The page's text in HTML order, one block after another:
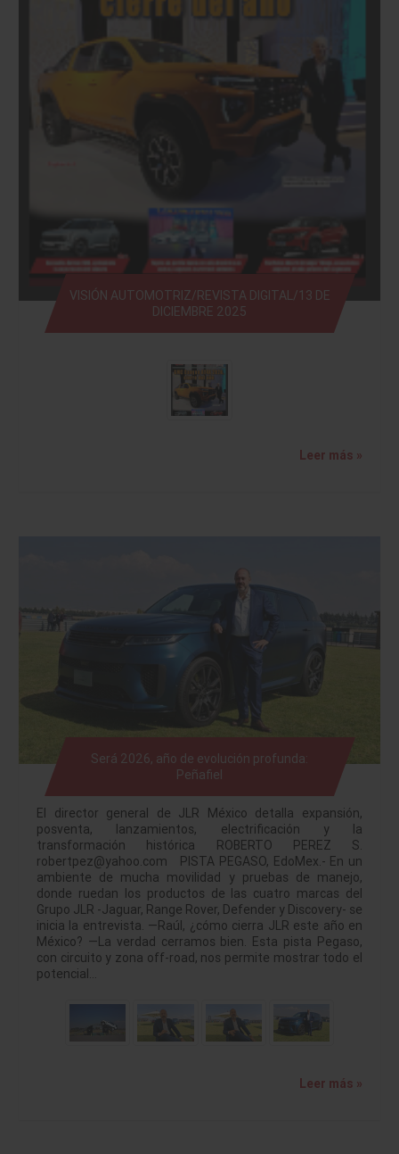
VISIÓN AUTOMOTRIZ/REVISTA DIGITAL/13 DE
DICIEMBRE 2025
Leer más »
Será 2026, año de evolución profunda:
Peñafiel
El director general de JLR México detalla expansión,
posventa, lanzamientos, electrificación y la
transformación histórica ROBERTO PEREZ S.
robertpez@yahoo.com PISTA PEGASO, EdoMex.- En un
ambiente de mucha movilidad y pruebas de manejo,
donde ruedan los productos de las cuatro marcas del
Grupo JLR -Jaguar, Range Rover, Defender y Discovery- se
inicia la entrevista. —Raúl, ¿cómo cierra JLR este año en
México? —La verdad cerramos bien. Esta pista Pegaso,
con circuito y zona off-road, nos permite mostrar todo el
potencial…
Leer más »